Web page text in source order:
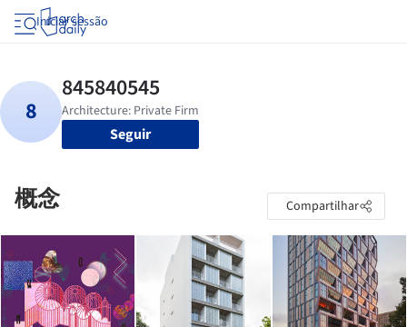
Iniciar sessão
Seguir
概念 Compartilhar